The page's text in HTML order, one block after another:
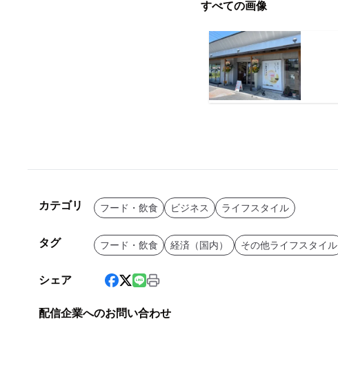
すべての画像
カテゴリ フード・飲食 ビジネス ライフスタイル
タグ フード・飲食 経済（国内） その他ライフスタイル
シェア
配信企業へのお問い合わせ